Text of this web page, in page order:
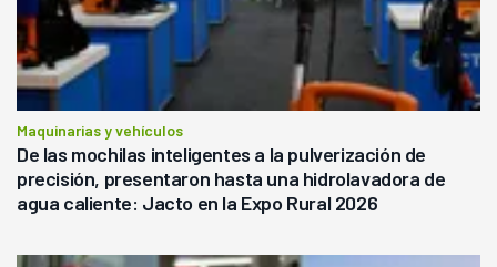
Maquinarias y vehículos
De las mochilas inteligentes a la pulverización de
precisión, presentaron hasta una hidrolavadora de
agua caliente: Jacto en la Expo Rural 2026